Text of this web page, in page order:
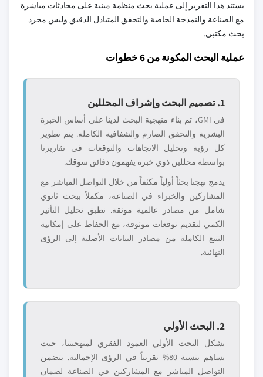
يستند هذا التقرير إلى عملية بحث منظمة مبنية على محادثات مباشرة
مع الصناعة والنمذجة الخاصة والتحقق المتبادل الدقيق وليس مجرد
بحث مكتبي.
عملية البحث المكونة من 6 خطوات
1. تصميم البحث وإشراف المحللين
في GMI، تم بناء منهجية البحث لدينا على أساس الخبرة
البشرية والتحقق الصارم والشفافية الكاملة. يتم تطوير
كل رؤية وتحليل الاتجاهات والتوقعات في تقاريرنا
بواسطة محللين ذوي خبرة يفهمون دقائق سوقك.
يدمج نهجنا بحثاً أولياً مكثفاً من خلال التواصل المباشر مع
المشاركين والخبراء في الصناعة، مكملاً ببحث ثانوي
شامل من مصادر عالمية موثقة. نطبق تحليل التأثير
الكمي لتقديم توقعات موثوقة، مع الحفاظ على إمكانية
التتبع الكاملة من مصادر البيانات الأصلية إلى الرؤى
النهائية.
2. البحث الأولي
يشكل البحث الأولي العمود الفقري لمنهجيتنا، حيث
يساهم بنسبة 80% تقريباً في الرؤى الإجمالية. يتضمن
التواصل المباشر مع المشاركين في الصناعة لضمان